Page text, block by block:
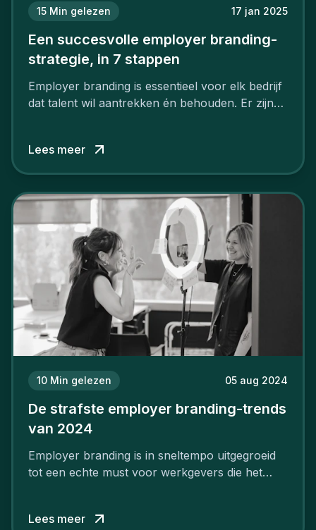
15 Min gelezen 17 jan 2025
Een succesvolle employer branding-
strategie, in 7 stappen
Employer branding is essentieel voor elk bedrijf
dat talent wil aantrekken én behouden. Er zijn
niet van vandaag op morgen. Hoe pak je dat
aan, starten met employer branding?
Lees meer
10 Min gelezen 05 aug 2024
De strafste employer branding-trends
van 2024
Employer branding is in sneltempo uitgegroeid
tot een echte must voor werkgevers die het
Lees meer